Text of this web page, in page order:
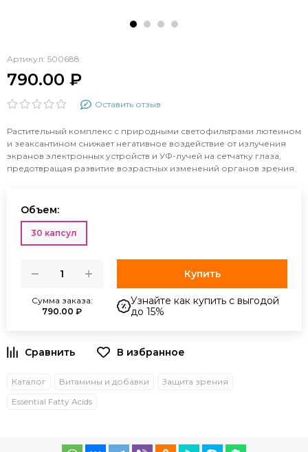
Артикул: 500688
790.00 ₽
Оставить отзыв
Растительный комплекс с природными светофильтрами лютеином
и зеаксантином снижает негативное воздействие от излучения
экранов электронных устройств и УФ-лучей на сетчатку глаза,
предотвращая развитие возрастных изменений органов зрения.
Объем:
30 капсул
Сумма заказа:
790.00 ₽
Купить
Узнайте как купить с выгодой
до 15%
Каталог Витамины и добавки
Защита зрения
Essential Fatty Acids